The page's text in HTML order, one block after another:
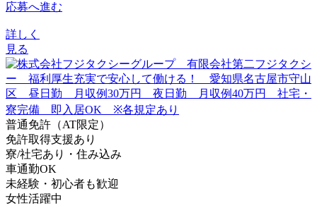
応募へ進む
詳しく
見る
普通免許（AT限定）
免許取得支援あり
寮/社宅あり・住み込み
車通勤OK
未経験・初心者も歓迎
女性活躍中